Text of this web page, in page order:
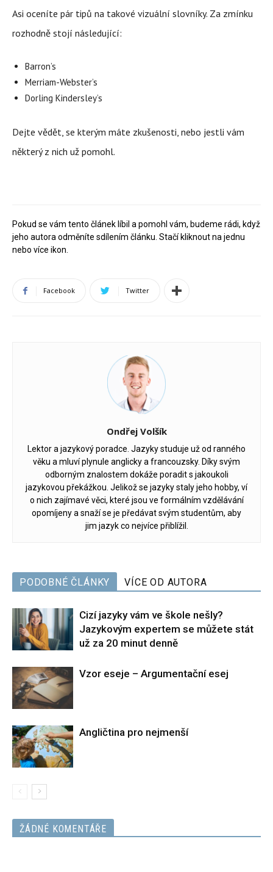
Asi oceníte pár tipů na takové vizuální slovníky. Za zmínku
rozhodně stojí následující:
Barron’s
Merriam-Webster’s
Dorling Kindersley’s
Dejte vědět, se kterým máte zkušenosti, nebo jestli vám
některý z nich už pomohl.
Pokud se vám tento článek líbil a pomohl vám, budeme rádi, když
jeho autora odměníte sdílením článku. Stačí kliknout na jednu
nebo více ikon.
Facebook Twitter
Ondřej Volšík
Lektor a jazykový poradce. Jazyky studuje už od ranného
věku a mluví plynule anglicky a francouzsky. Díky svým
odborným znalostem dokáže poradit s jakoukoli
jazykovou překážkou. Jelikož se jazyky staly jeho hobby, ví
o nich zajímavé věci, které jsou ve formálním vzdělávání
opomíjeny a snaží se je předávat svým studentům, aby
jim jazyk co nejvíce přiblížil.
PODOBNÉ ČLÁNKY VÍCE OD AUTORA
Cizí jazyky vám ve škole nešly?
Jazykovým expertem se můžete stát
už za 20 minut denně
Vzor eseje – Argumentační esej
Angličtina pro nejmenší
ŽÁDNÉ KOMENTÁŘE